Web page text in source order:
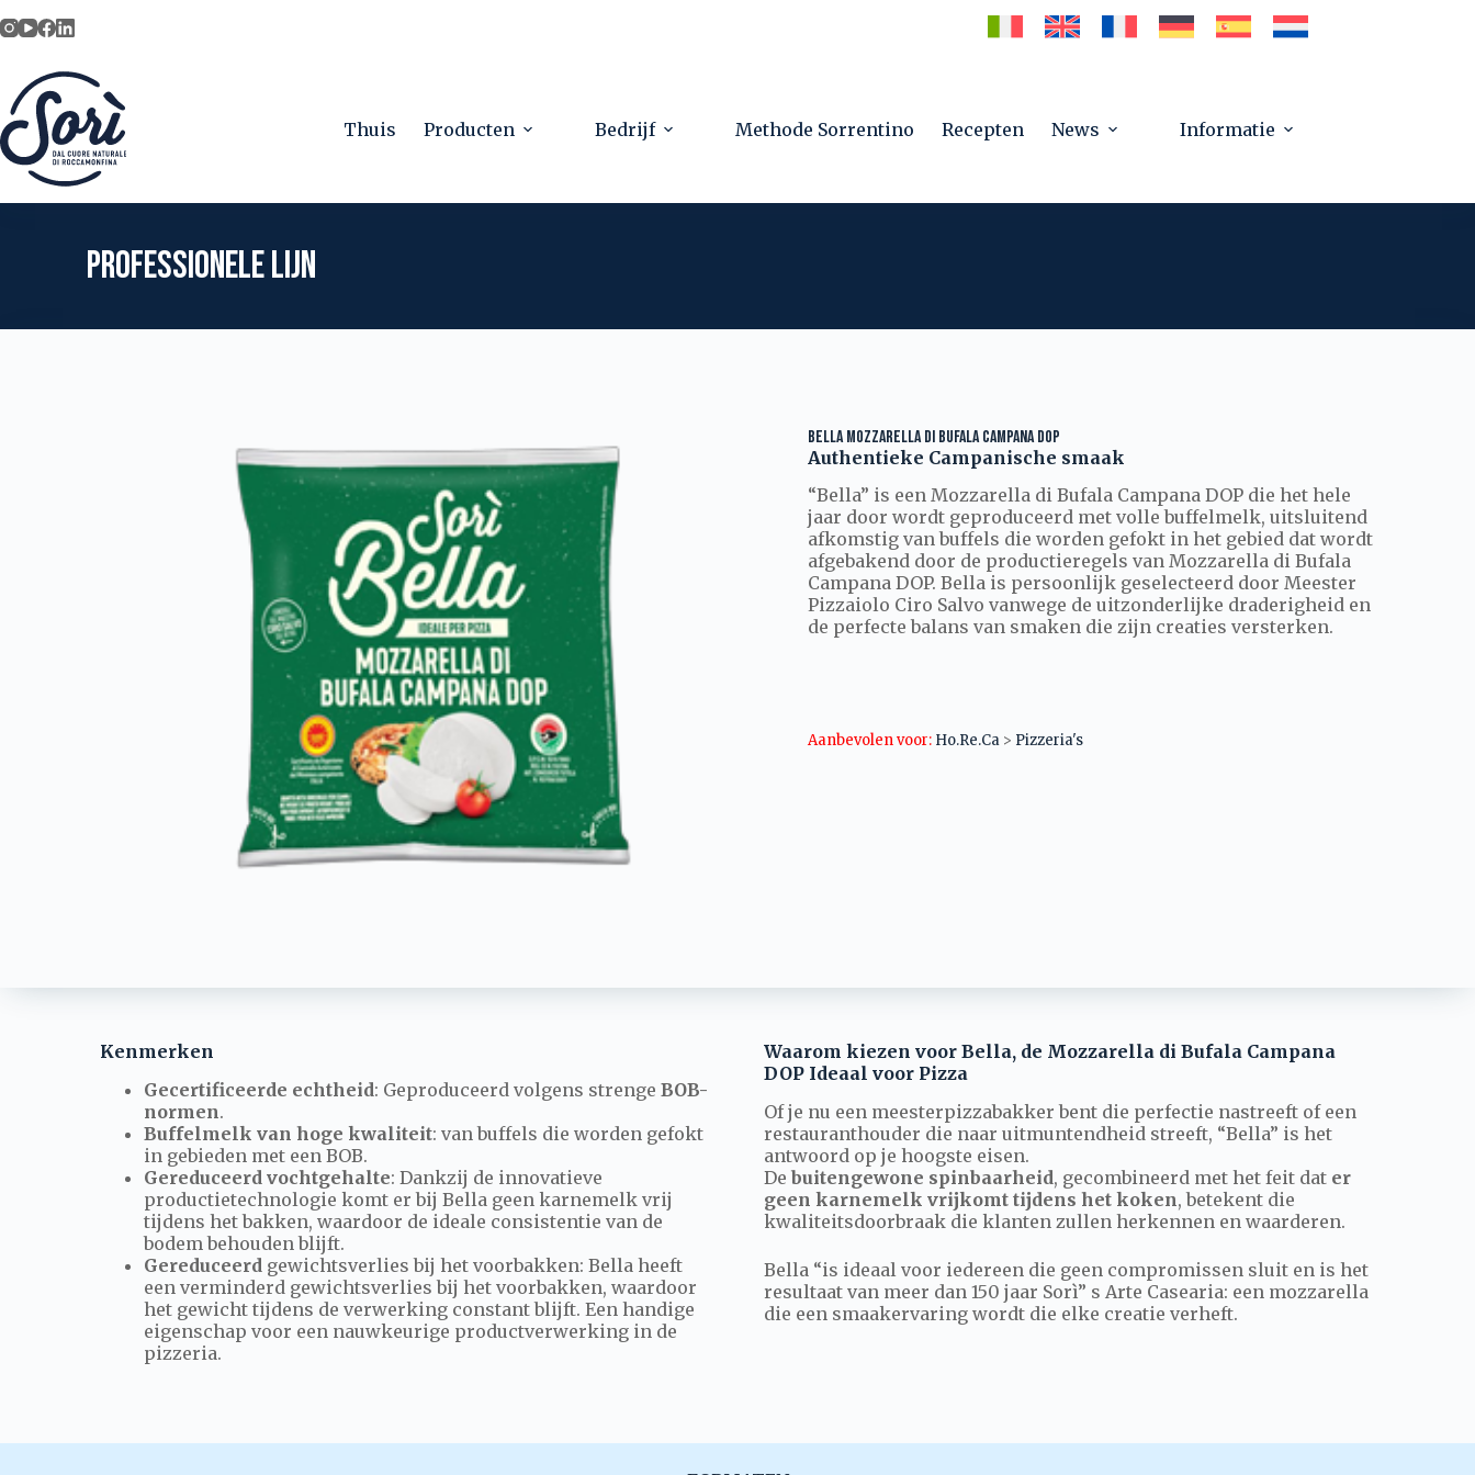
to
Thuis Producten Bedrijf Methode Sorrentino Recepten News Informatie
PROFESSIONELE LIJN
BELLA MOZZARELLA DI BUFALA CAMPANA DOP
Authentieke Campanische smaak
“Bella” is een Mozzarella di Bufala Campana DOP die het hele
jaar door wordt geproduceerd met volle buffelmelk, uitsluitend
afkomstig van buffels die worden gefokt in het gebied dat wordt
afgebakend door de productieregels van Mozzarella di Bufala
Campana DOP. Bella is persoonlijk geselecteerd door Meester
Pizzaiolo Ciro Salvo vanwege de uitzonderlijke draderigheid en
de perfecte balans van smaken die zijn creaties versterken.
Aanbevolen voor: Ho.Re.Ca > Pizzeria's
Kenmerken
Gecertificeerde echtheid: Geproduceerd volgens strengeBOB-
normen.
Buffelmelk van hoge kwaliteit: van buffels die worden gefokt
in gebieden met een BOB.
Gereduceerd vochtgehalte: Dankzij de innovatieve
productietechnologie komt er bij Bella geen karnemelk vrij
tijdens het bakken, waardoor de ideale consistentie van de
bodem behouden blijft.
Gereduceerd gewichtsverlies bij het voorbakken: Bella heeft
een verminderd gewichtsverlies bij het voorbakken, waardoor
het gewicht tijdens de verwerking constant blijft. Een handige
eigenschap voor een nauwkeurige productverwerking in de
pizzeria.
Waarom kiezen voor Bella, de Mozzarella di Bufala Campana
DOP Ideaal voor Pizza
Of je nu een meesterpizzabakker bent die perfectie nastreeft of een
restauranthouder die naar uitmuntendheid streeft, “Bella” is het
antwoord op je hoogste eisen.
De buitengewone spinbaarheid, gecombineerd met het feit dat er
geen karnemelk vrijkomt tijdens het koken, betekent die
kwaliteitsdoorbraak die klanten zullen herkennen en waarderen.
Bella “is ideaal voor iedereen die geen compromissen sluit en is het
resultaat van meer dan 150 jaar Sorì” s Arte Casearia: een mozzarella
die een smaakervaring wordt die elke creatie verheft.